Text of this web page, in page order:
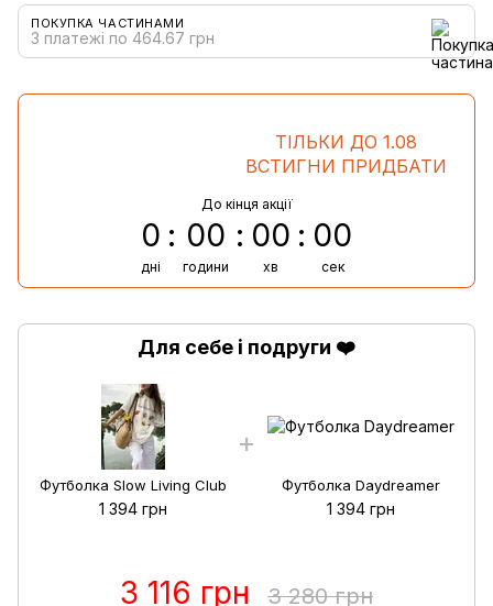
ПОКУПКА ЧАСТИНАМИ
3 платежі по 464.67 грн
ТІЛЬКИ ДО 1.08
ВСТИГНИ ПРИДБАТИ
До кінця акції
0
дні
00
години
00
хв
00
сек
Для себе і подруги ❤️
Футболка Slow Living Club
1 394 грн
Футболка Daydreamer
1 394 грн
3 116 грн 3 280 грн